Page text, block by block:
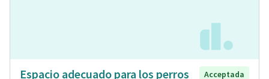
Espacio adecuado para los perros
Acceptada